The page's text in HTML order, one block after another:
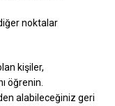
noktalar
kişiler,
öğrenin.
alabileceğiniz geri